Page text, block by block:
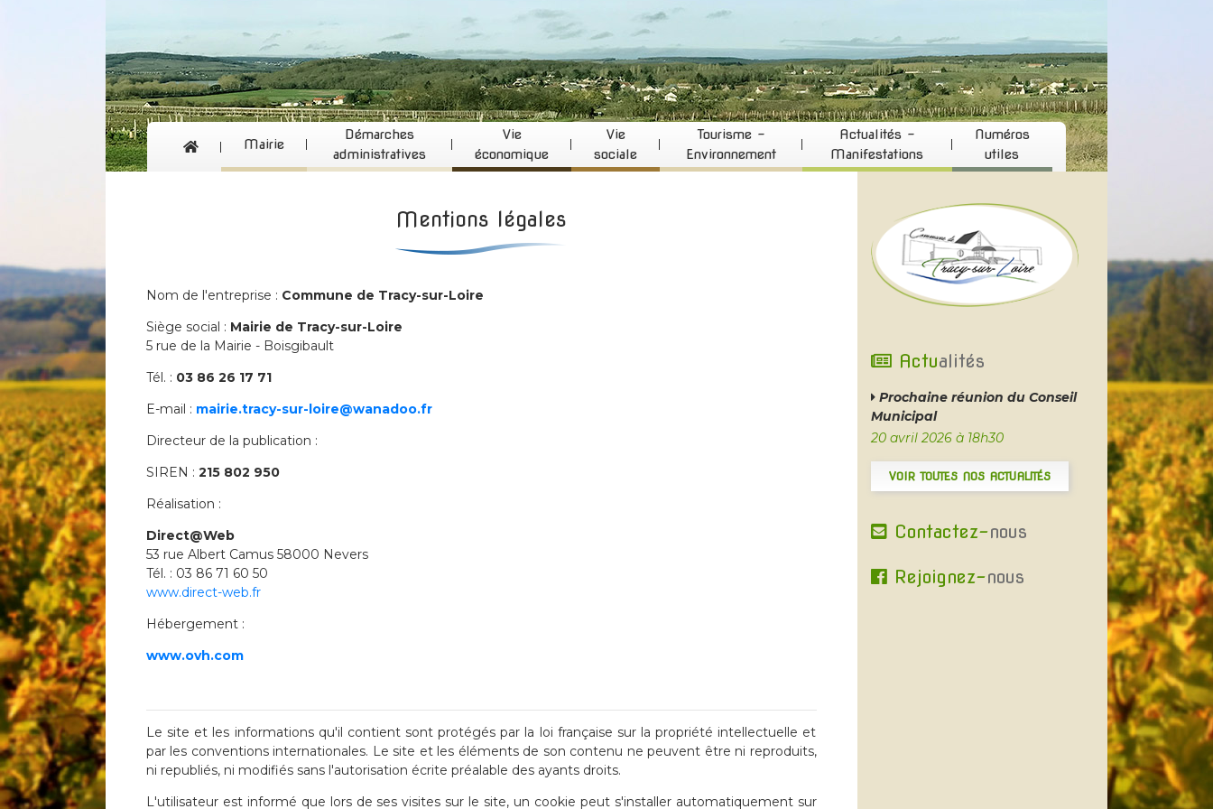
Mairie
Démarches
administratives
Vie
économique
Vie
sociale
Tourisme -
Environnement
Actualités -
Manifestations
Numéros
utiles
Mentions légales
Nom de l'entreprise : Commune de Tracy-sur-Loire
Siège social : Mairie de Tracy-sur-Loire
5 rue de la Mairie - Boisgibault
Tél. : 03 86 26 17 71
E-mail : mairie.tracy-sur-loire@wanadoo.fr
Directeur de la publication :
SIREN : 215 802 950
Réalisation :
Direct@Web
53 rue Albert Camus 58000 Nevers
Tél. : 03 86 71 60 50
www.direct-web.fr
Hébergement :
www.ovh.com
Le site et les informations qu'il contient sont protégés par la loi française sur la propriété intellectuelle et
par les conventions internationales. Le site et les éléments de son contenu ne peuvent être ni reproduits,
ni republiés, ni modifiés sans l'autorisation écrite préalable des ayants droits.
L'utilisateur est informé que lors de ses visites sur le site, un cookie peut s'installer automatiquement sur
Actualités
Prochaine réunion du Conseil
Municipal
20 avril 2026 à 18h30
VOIR TOUTES NOS ACTUALITÉS
Contactez-nous
Rejoignez-nous